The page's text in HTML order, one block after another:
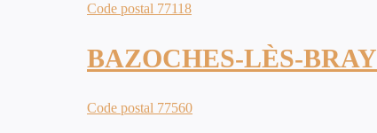
Code postal 77118
BAZOCHES-LÈS-BRAY
Code postal 77560